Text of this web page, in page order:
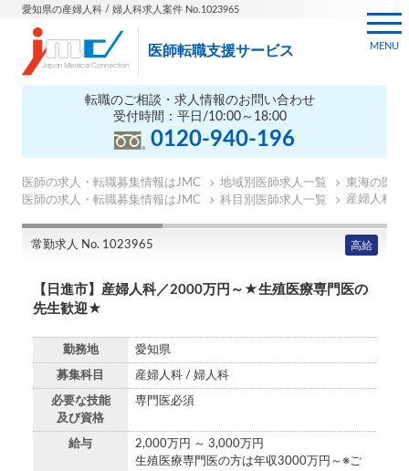
愛知県の産婦人科 / 婦人科求人案件 No.1023965
医師転職支援サービス
転職のご相談・求人情報のお問い合わせ
受付時間：平日/10:00～18:00
0120-940-196
MENU
医師の求人・転職募集情報はJMC 地域別医師求人一覧
東海の医師
医師の求人・転職募集情報はJMC
科目別医師求人一覧 産婦人科の
常勤求人 No. 1023965 高給
【日進市】産婦人科／2000万円～★生殖医療専門医の
先生歓迎★
勤務地 愛知県
募集科目 産婦人科 / 婦人科
必要な技能
及び資格
専門医必須
給与
2,000万円 ～ 3,000万円
生殖医療専門医の方は年収3000万円～※ご